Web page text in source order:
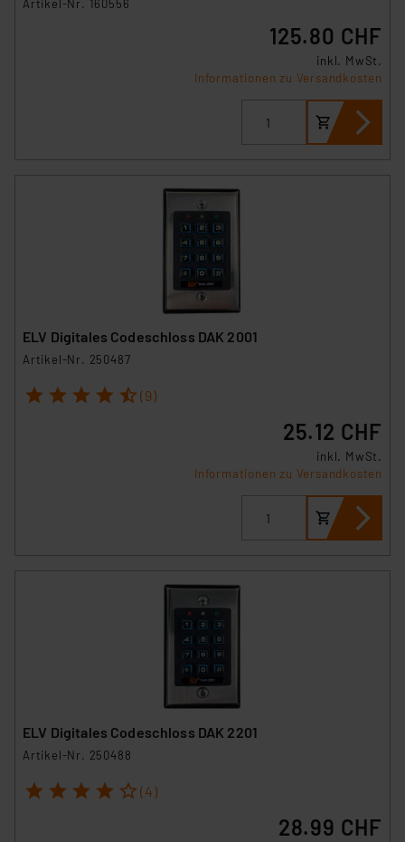
Artikel-Nr. 160556
125.80 CHF
inkl. MwSt.
Informationen zu Versandkosten
ELV Digitales Codeschloss DAK 2001
Artikel-Nr. 250487
1 2 3 4 5 (9)
25.12 CHF
inkl. MwSt.
Informationen zu Versandkosten
ELV Digitales Codeschloss DAK 2201
Artikel-Nr. 250488
1 2 3 4 5 (4)
28.99 CHF